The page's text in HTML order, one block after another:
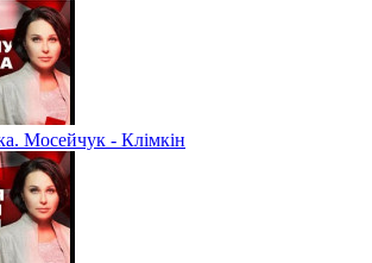
Мосейчук - Клімкін